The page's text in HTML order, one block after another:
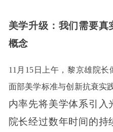
美学升级：我们需要真
概念
11月15日上午，黎京雄院
面部美学标准与创新抗衰实
内率先将美学体系引入
院长经过数年时间的持